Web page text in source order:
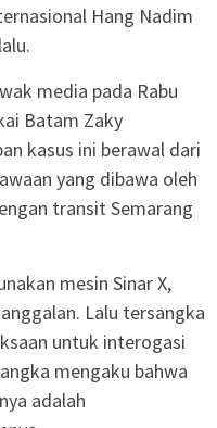
Hang Nadim
media pada Rabu
Batam Zaky
kasus ini berawal dari
yang dibawa oleh
transit Semarang
mesin Sinar X,
Lalu tersangka
untuk interogasi
mengaku bahwa
adalah